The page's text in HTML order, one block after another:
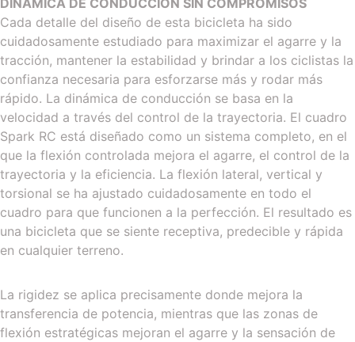
Cada detalle del diseño de esta bicicleta ha sido
cuidadosamente estudiado para maximizar el agarre y la
tracción, mantener la estabilidad y brindar a los ciclistas la
confianza necesaria para esforzarse más y rodar más
rápido. La dinámica de conducción se basa en la
velocidad a través del control de la trayectoria. El cuadro
Spark RC está diseñado como un sistema completo, en el
que la flexión controlada mejora el agarre, el control de la
trayectoria y la eficiencia. La flexión lateral, vertical y
torsional se ha ajustado cuidadosamente en todo el
cuadro para que funcionen a la perfección. El resultado es
una bicicleta que se siente receptiva, predecible y rápida
en cualquier terreno.
La rigidez se aplica precisamente donde mejora la
transferencia de potencia, mientras que las zonas de
flexión estratégicas mejoran el agarre y la sensación de